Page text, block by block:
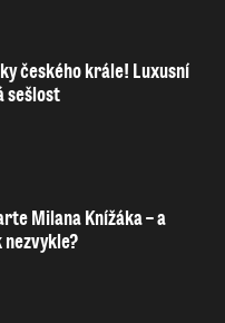
českého krále! Luxusní
sešlost
Milana Knížáka – a